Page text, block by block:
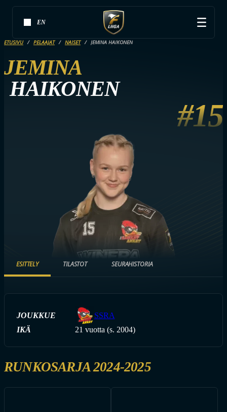
EN
ETUSIVU PELAAJAT NAISET JEMINA HAIKONEN
JEMINA
HAIKONEN
#15
ESITTELY TILASTOT SEURAHISTORIA
JOUKKUE
SSRA
IKÄ
21 vuotta (s. 2004)
RUNKOSARJA 2024-2025